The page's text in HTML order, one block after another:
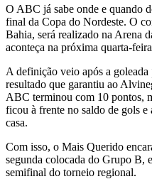
O ABC já sabe onde e quando
final da Copa do Nordeste. O
Bahia, será realizado na Arena
aconteça na próxima quarta-
A definição veio após a goleada
resultado que garantiu ao
ABC terminou com 10 pontos,
ficou à frente no saldo de gols
casa.
Com isso, o Mais Querido
segunda colocada do Grupo B,
semifinal do torneio regional.